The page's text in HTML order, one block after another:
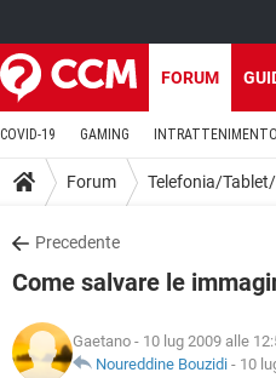
FORUM
COVID-19 GAMING INTRATTENIMENTO
Forum Telefonia/
Precedente
Come salvare le
Gaetano - 10 lug 2009 alle
Noureddine Bouzidi - 10